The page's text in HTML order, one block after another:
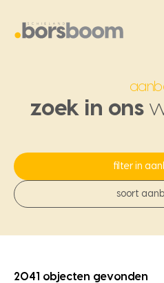
zoek in ons
filter in
soort
2041 objecten gevonden